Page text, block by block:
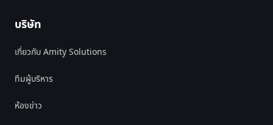
บริษัท
เกี่ยวกับ Amity Solutions
ทีมผู้บริหาร
ห้องข่าว